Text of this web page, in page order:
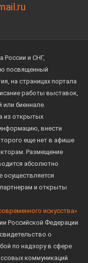
России и СНГ,
посвященный
на страницах портала
работы выставок,
или биеннале.
из открытых
внести
еще нет в афише
Размещение
абсолютно
осуществляется
и открыты
искусства»
Российской Федерации
о
по надзору в сфере
коммуникаций